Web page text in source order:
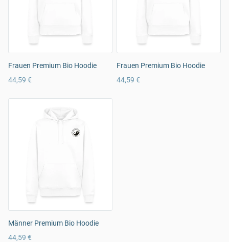
Frauen Premium Bio Hoodie
44,59 €
Frauen Premium Bio Hoodie
44,59 €
Männer Premium Bio Hoodie
44,59 €